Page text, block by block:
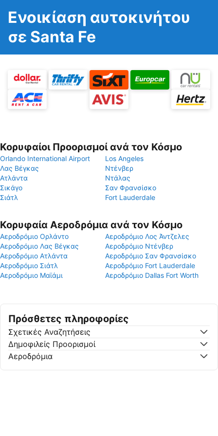
Ενοικίαση αυτοκινήτου
σε Santa Fe
Κορυφαίοι Προορισμοί ανά τον Κόσμο
Orlando International Airport
Los Angeles
Λας Βέγκας
Ντένβερ
Ατλάντα
Ντάλας
Σικάγο
Σαν Φρανσίσκο
Σιάτλ
Fort Lauderdale
Κορυφαία Αεροδρόμια ανά τον Κόσμο
Αεροδρόμιο Ορλάντο
Αεροδρόμιο Λος Άντζελες
Αεροδρόμιο Λας Βέγκας
Αεροδρόμιο Ντένβερ
Αεροδρόμιο Ατλάντα
Αεροδρόμιο Σαν Φρανσίσκο
Αεροδρόμιο Σιάτλ
Αεροδρόμιο Fort Lauderdale
Αεροδρόμιο Μαϊάμι
Αεροδρόμιο Dallas Fort Worth
Πρόσθετες πληροφορίες
Σχετικές Αναζητήσεις
Δημοφιλείς Προορισμοί
Αεροδρόμια